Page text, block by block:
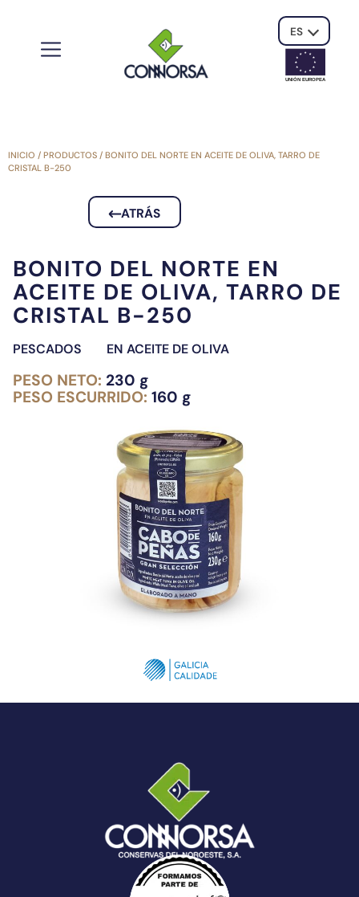
ES
UNIÓN EUROPEA
INICIO / PRODUCTOS / BONITO DEL NORTE EN ACEITE DE OLIVA, TARRO DE
CRISTAL B-250
ATRÁS
BONITO DEL NORTE EN
ACEITE DE OLIVA, TARRO DE
CRISTAL B-250
PESCADOS EN ACEITE DE OLIVA
PESO NETO: 230 g
PESO ESCURRIDO: 160 g